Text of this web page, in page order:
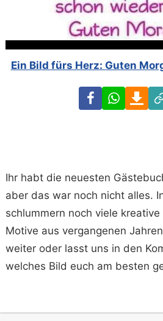
Ein Bild fürs Herz: Guten
Facebook
Ihr habt die neuesten
aber das war noch nicht alles.
schlummern noch viele
Motive aus vergangenen
weiter oder lasst uns in den
welches Bild euch am besten